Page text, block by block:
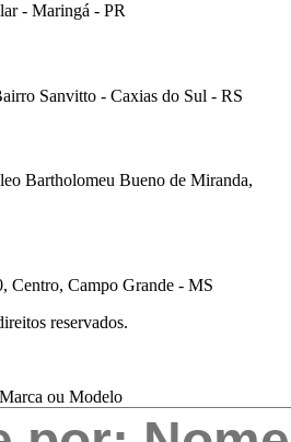
- Maringá - PR
Sanvitto - Caxias do Sul - RS
Bartholomeu Bueno de Miranda,
Centro, Campo Grande - MS
reservados.
ou Modelo